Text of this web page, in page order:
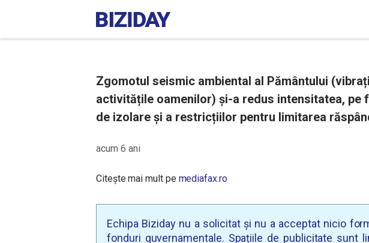
Zgomotul seismic ambiental al Pământului
activitățile oamenilor) și-a redus intensitatea, pe
de izolare și a restricțiilor pentru limitarea
acum 6 ani
Citește mai mult pe mediafax.ro
Echipa Biziday nu a solicitat și nu a acceptat nicio
fonduri guvernamentale. Spațiile de publicitate sunt